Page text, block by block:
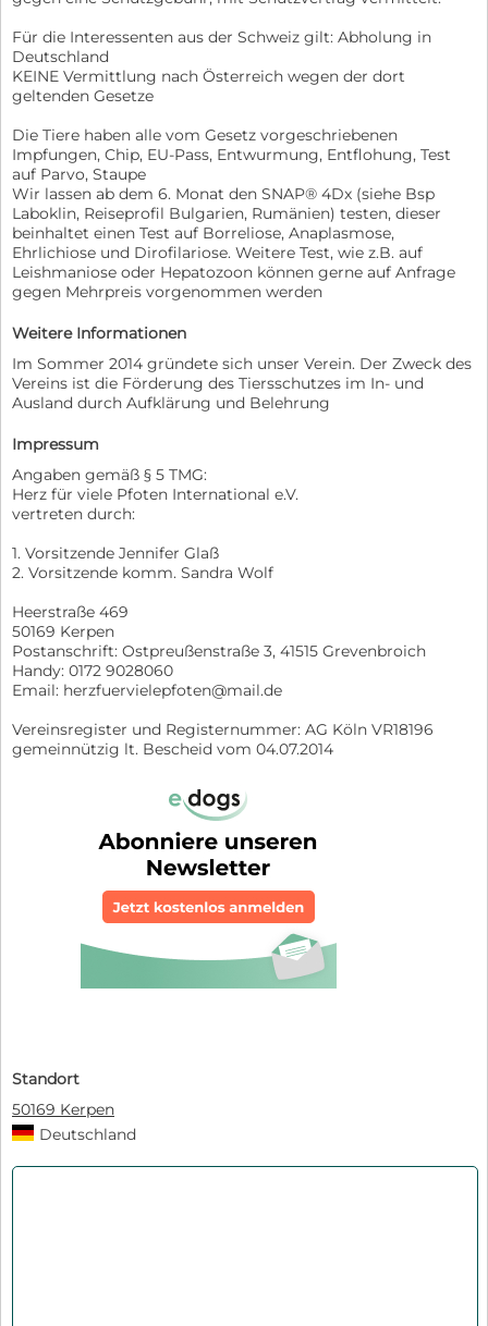
Für die Interessenten aus der Schweiz gilt: Abholung in
Deutschland
KEINE Vermittlung nach Österreich wegen der dort
geltenden Gesetze
Die Tiere haben alle vom Gesetz vorgeschriebenen
Impfungen, Chip, EU-Pass, Entwurmung, Entflohung, Test
auf Parvo, Staupe
Wir lassen ab dem 6. Monat den SNAP® 4Dx (siehe Bsp
Laboklin, Reiseprofil Bulgarien, Rumänien) testen, dieser
beinhaltet einen Test auf Borreliose, Anaplasmose,
Ehrlichiose und Dirofilariose. Weitere Test, wie z.B. auf
Leishmaniose oder Hepatozoon können gerne auf Anfrage
gegen Mehrpreis vorgenommen werden
Weitere Informationen
Im Sommer 2014 gründete sich unser Verein. Der Zweck des
Vereins ist die Förderung des Tiersschutzes im In- und
Ausland durch Aufklärung und Belehrung
Impressum
Angaben gemäß § 5 TMG:
Herz für viele Pfoten International e.V.
vertreten durch:
1. Vorsitzende Jennifer Glaß
2. Vorsitzende komm. Sandra Wolf
Heerstraße 469
50169 Kerpen
Postanschrift: Ostpreußenstraße 3, 41515 Grevenbroich
Handy: 0172 9028060
Email: herzfuervielepfoten@mail.de
Vereinsregister und Registernummer: AG Köln VR18196
gemeinnützig lt. Bescheid vom 04.07.2014
Standort
50169 Kerpen
Deutschland